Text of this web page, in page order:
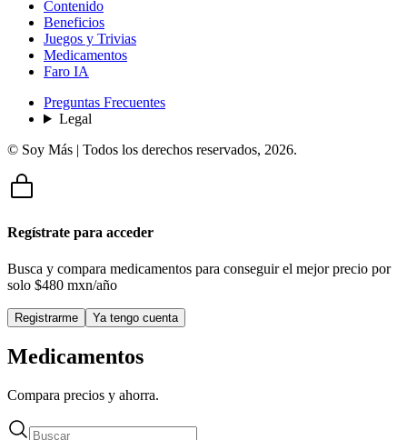
Contenido
Beneficios
Juegos y Trivias
Medicamentos
Faro IA
Preguntas Frecuentes
Legal
© Soy Más | Todos los derechos reservados, 2026.
Regístrate para acceder
Busca y compara medicamentos para conseguir el mejor precio por
solo $480 mxn/año
Registrarme Ya tengo cuenta
Medicamentos
Compara precios y ahorra.